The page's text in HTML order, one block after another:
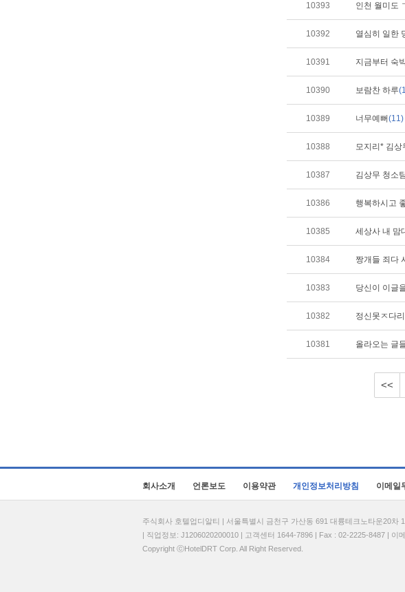
10393 인천 월미도
10392 열심히 일한
10391 지금부터 숙
10390 보람찬 하루
10389 너무예뻐(11)
10388 모지리* 김상
10387 김상무 청소
10386 행복하시고
10385 세상사 내 맘
10384 짱개들 죄다
10383 당신이 이글
10382 정신못ㅈ다
10381 올라오는 글
<<
회사소개 언론보도 이용약관 개인정보처리방침 이메일
주식회사 호텔업디알티 | 서울특별시 금천구 가산동 691 대륭테크노타운20
| 직업정보: J1206020200010 | 고객센터 1644-7896 | Fax : 02-2225-8487 | 이
Copyright ⓒHotelDRT Corp. All Right Reserved.